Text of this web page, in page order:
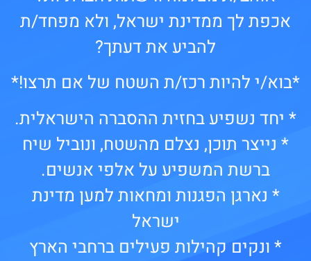
אכפת לך ממדינת ישראל, ולא מפחד/ת
להביע את דעתך?
*בוא/י להיות רכז/ת השטח של אם תרצו!*
* יחד נשפיע בחזית ההסברה הישראלית.
* נייצר תוכן, נצלם מהשטח, ונוביל שיח
ברשת המשפיע על אלפי אנשים.
* נארגן הפגנות ומחאות למען מדינת
ישראל
* ונקים קהילות פעילים ברחבי הארץ